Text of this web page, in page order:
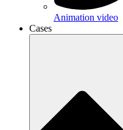
Animation video
Cases